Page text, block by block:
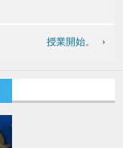
授業開始。